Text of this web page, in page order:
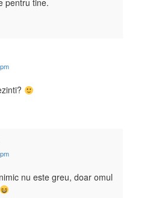
pentru tine.
nu este greu, doar omul